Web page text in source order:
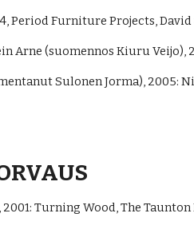
Period Furniture Projects, David
Arne (suomennos Kiuru
Sulonen Jorma), 2005:
Turning Wood, The Taunton